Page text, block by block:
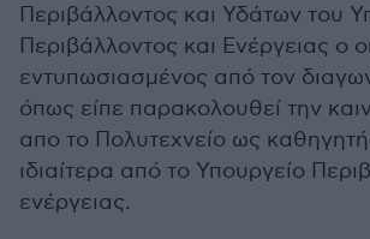
Περιβάλλοντος και Υδάτων του
Περιβάλλοντος και Ενέργειας ο
εντυπωσιασμένος από τον
όπως είπε παρακολουθεί την
απο το Πολυτεχνείο ως
ιδιαίτερα από το Υπουργείο
ενέργειας.